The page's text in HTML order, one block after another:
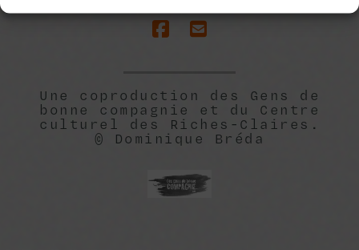
Une coproduction des Gens de
bonne compagnie et du Centre
culturel des Riches-Claires.
© Dominique Bréda